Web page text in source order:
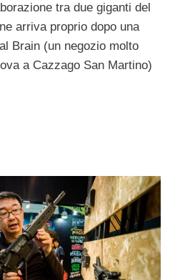
tra due giganti del
arriva proprio dopo una
Brain (un negozio molto
a Cazzago San Martino)